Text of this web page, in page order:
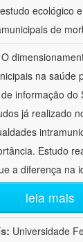
estudo ecológico
de
na saúde
informação do
já realizado
Estudo
a diferença na
leia mais
Universidade